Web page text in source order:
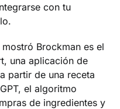
con tu
Brockman es el
una aplicación de
partir de una receta
el algoritmo
de ingredientes y